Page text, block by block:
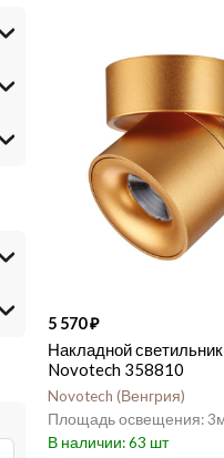
5 570
Накладной светильник
Novotech 358810
Novotech Венгрия
3
63